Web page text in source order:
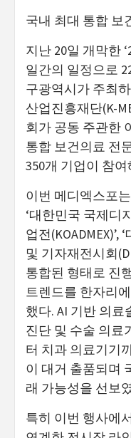
국내 최대 통합 보
지난 20일 개막한
일간의 일정으로
구광역시가 주최
산업진흥재단(K-
회가 공동 주관한
통합 보건의료 전
350개 기업이 참
이번 메디엑스포
‘대한민국 국제디
업전
및 기자재전시회
통합된 형태로 진
트렌드를 한자리
했다. AI 기반 의
진단 및 수술 의료
터 치과 의료기기
이 대거 출품되며
래 가능성을 선보
특히 이번 행사에